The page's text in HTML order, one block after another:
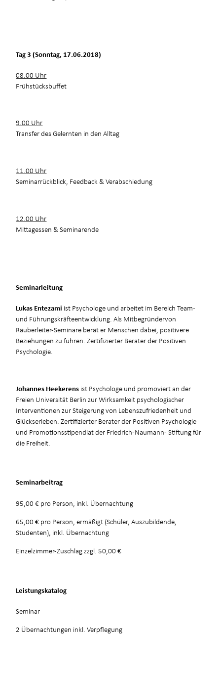
Tag 3 (Sonntag, 17.06.2018)
08.00 Uhr
Frühstücksbuffet
9.00 Uhr
Transfer des Gelernten in den Alltag
11.00 Uhr
Seminarrückblick, Feedback & Verabschiedung
12.00 Uhr
Mittagessen & Seminarende
Seminarleitung
Lukas Entezami ist Psychologe und arbeitet im Bereich Team-
und Führungskräfteentwicklung. Als Mitbegründervon
Räuberleiter-Seminare berät er Menschen dabei, positivere
Beziehungen zu führen. Zertifizierter Berater der Positiven
Psychologie.
Johannes Heekerens ist Psychologe und promoviert an der
Freien Universität Berlin zur Wirksamkeit psychologischer
Interventionen zur Steigerung von Lebenszufriedenheit und
Glückserleben. Zertifizierter Berater der Positiven Psychologie
und Promotionsstipendiat der Friedrich-Naumann- Stiftung für
die Freiheit.
Seminarbeitrag
95,00 € pro Person, inkl. Übernachtung
65,00 € pro Person, ermäßigt (Schüler, Auszubildende,
Studenten), inkl. Übernachtung
Einzelzimmer-Zuschlag zzgl. 50,00 €
Leistungskatalog
Seminar
2 Übernachtungen inkl. Verpflegung